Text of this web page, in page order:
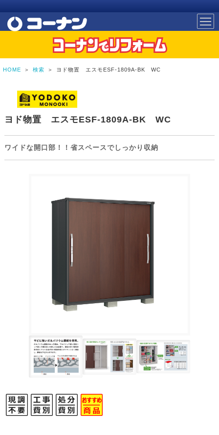
HOME ＞ 検索 ＞ ヨド物置 エスモESF-1809A-BK WC
ヨド物置 エスモESF-1809A-BK WC
ワイドな開口部！！省スペースでしっかり収納